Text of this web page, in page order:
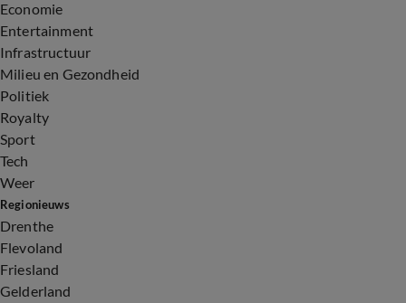
Economie
Entertainment
Infrastructuur
Milieu en Gezondheid
Politiek
Royalty
Sport
Tech
Weer
Regionieuws
Drenthe
Flevoland
Friesland
Gelderland